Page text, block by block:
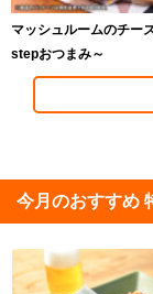
マッシュルームのチー
stepおつまみ～
今月のおすすめ